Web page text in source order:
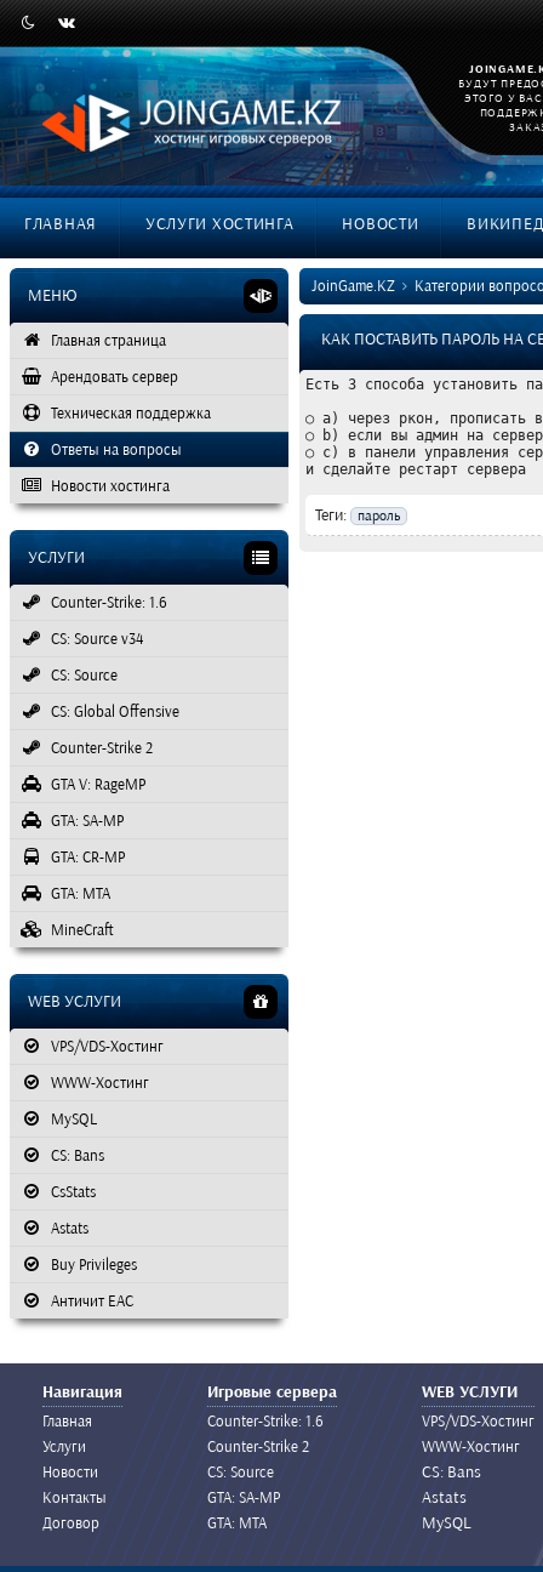
БУДУТ
ЭТОГО У
ГЛАВНАЯ УСЛУГИ ХОСТИНГА НОВОСТИ
МЕНЮ
Главная страница
Арендовать сервер
Техническая поддержка
Ответы на вопросы
Новости хостинга
УСЛУГИ
Counter-Strike: 1.6
CS: Source v34
CS: Source
CS: Global Offensive
Counter-Strike 2
GTA V: RageMP
GTA: SA-MP
GTA: CR-MP
GTA: MTA
MineCraft
WEB УСЛУГИ
VPS/VDS-Хостинг
WWW-Хостинг
MySQL
CS: Bans
CsStats
Astats
Buy Privileges
Античит EAC
JoinGame.KZ Категории
КАК ПОСТАВИТЬ ПАРОЛЬ НА
Есть 3 способа установить
○ a) через ркон, прописать в
○ b) если вы админ на
○ с) в панели управления
и сделайте рестарт сервера
Теги: пароль
Навигация
Главная
Услуги
Новости
Контакты
Договор
Игровые сервера
Counter-Strike: 1.6
Counter-Strike 2
CS: Source
GTA: SA-MP
GTA: MTA
WEB УСЛУГИ
VPS/VDS-Хостинг
WWW-Хостинг
CS: Bans
Astats
MySQL